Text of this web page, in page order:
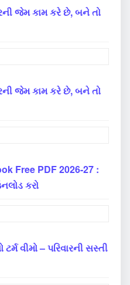
જેમ કામ કરે છે, બને તો
જેમ કામ કરે છે, બને તો
Free PDF 2026-27 :
કરો
વીમો – પરિવારની સસ્તી